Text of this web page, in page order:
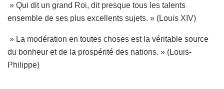
» Qui dit un grand Roi, dit presque tous les talents
ensemble de ses plus excellents sujets. » (Louis XIV)
» La modération en toutes choses est la véritable source
du bonheur et de la prospérité des nations. » (Louis-
Philippe)